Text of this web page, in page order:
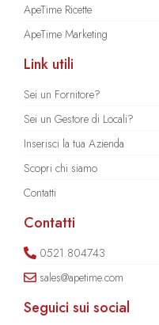
ApeTime Ricette
ApeTime Marketing
Link utili
Sei un Fornitore?
Sei un Gestore di Locali?
Inserisci la tua Azienda
Scopri chi siamo
Contatti
Contatti
0521.804743
sales@apetime.com
Seguici sui social